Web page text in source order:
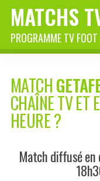
MATCHS
PROGRAMME TV FOOT
MATCH
CHAÎNE TV ET
HEURE ?
Match diffusé